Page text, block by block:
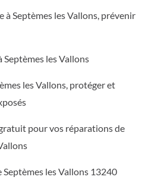
à Septèmes les Vallons, prévenir
les Vallons
les Vallons, protéger et
pour vos réparations de
Septèmes les Vallons 13240